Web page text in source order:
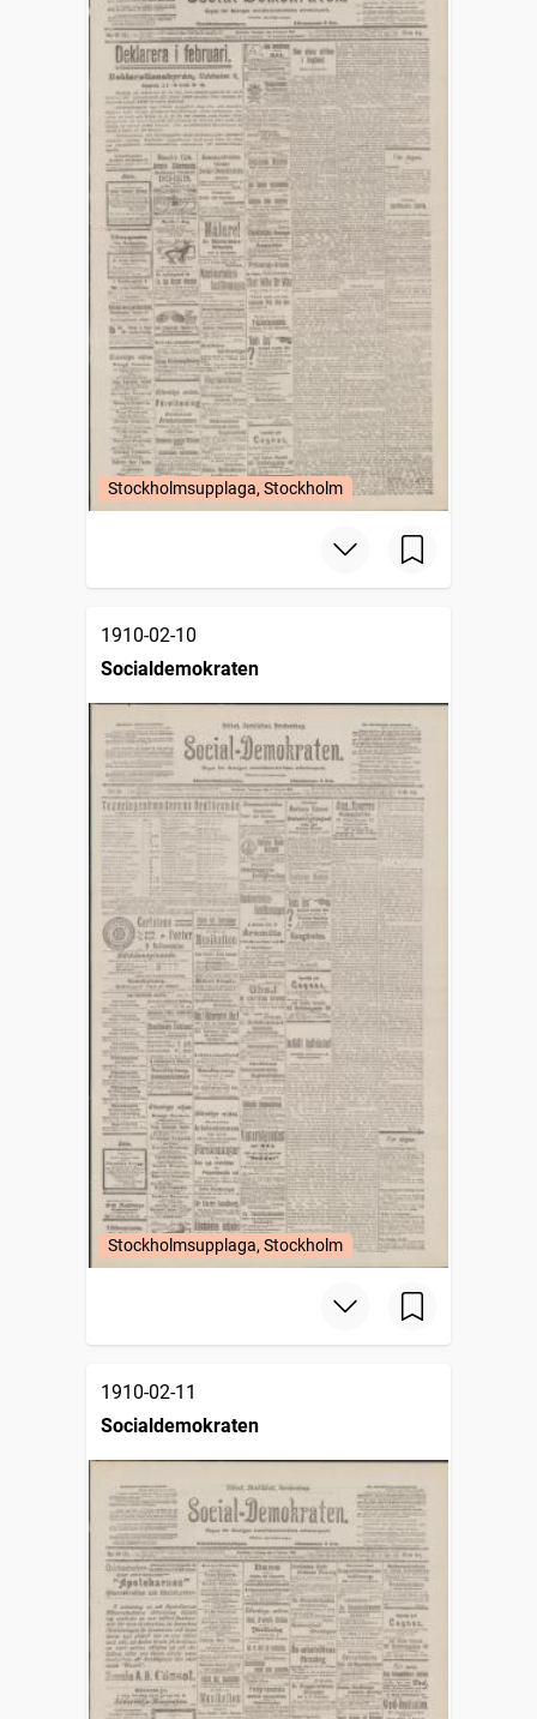
Stockholmsupplaga, Stockholm
1910-02-10
Socialdemokraten
Stockholmsupplaga, Stockholm
1910-02-11
Socialdemokraten